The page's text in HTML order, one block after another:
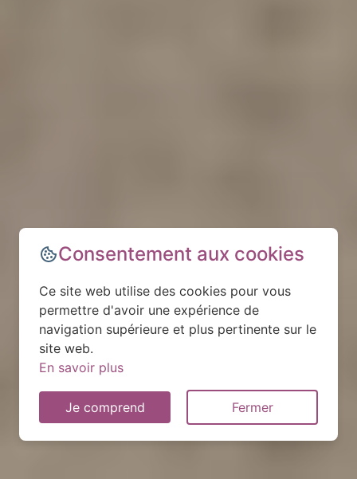
Consentement aux cookies
Ce site web utilise des cookies pour vous
permettre d'avoir une expérience de
navigation supérieure et plus pertinente sur le
site web.
En savoir plus
Je comprend Fermer